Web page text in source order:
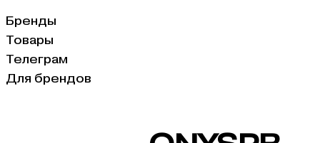
Бренды
Товары
Телеграм
Для брендов